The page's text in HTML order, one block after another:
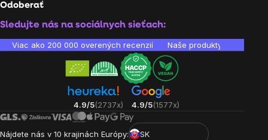
Odoberať
Sledujte nás na sociálnych sieťach:
Viac ako 200 000 overených recenzií Naše produkty sú
4.9/5(2737x) 4.9/5(1577x)
Nájdete nás v 10 krajinách Európy:
SK